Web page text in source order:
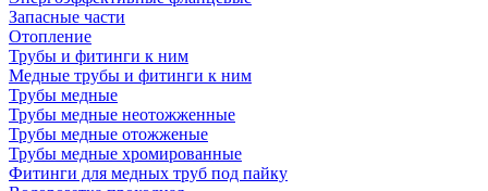
Запасные части
Отопление
Трубы и фитинги к ним
Медные трубы и фитинги к ним
Трубы медные
Трубы медные неотожженные
Трубы медные отожженые
Трубы медные хромированные
Фитинги для медных труб под пайку